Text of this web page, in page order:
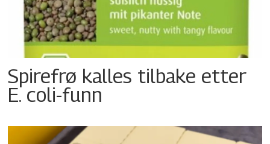
Spirefrø kalles tilbake etter
E. coli-funn